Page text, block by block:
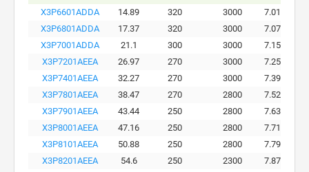
X3P6601ADDA 14.89 320 3000 7.01
X3P6801ADDA
17.37 320 3000 7.07
X3P7001ADDA
21.1 300 3000 7.15
X3P7201AEEA
26.97 270 3000 7.25
X3P7401AEEA
32.27 270 3000 7.39
X3P7801AEEA
38.47 270 2800 7.52
X3P7901AEEA
43.44 250 2800 7.63
X3P8001AEEA
47.16 250 2800 7.71
X3P8101AEEA
50.88 250 2800 7.79
X3P8201AEEA
54.6 250 2300 7.87